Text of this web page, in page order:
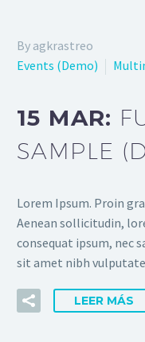
By agkrastreo
Events (Demo)
15 MAR:
SAMPLE
Lorem Ipsum. Proin
Aenean sollicitudin,
consequat ipsum, nec
sit amet nibh
LEER MÁS